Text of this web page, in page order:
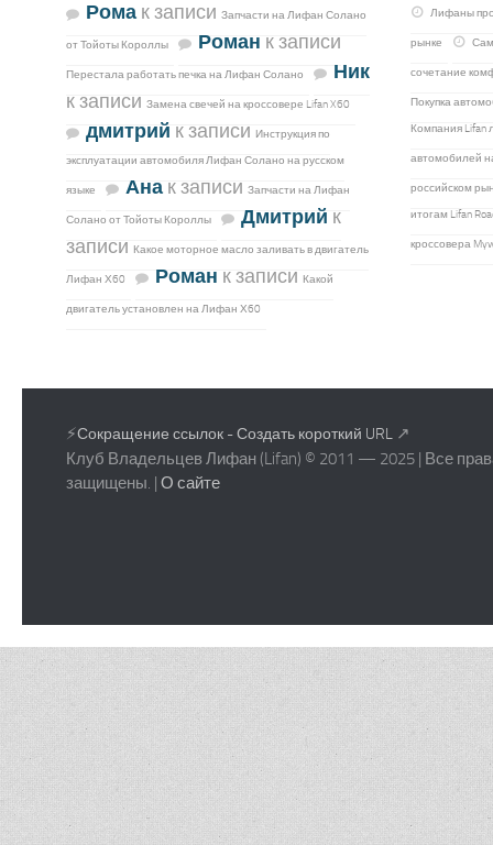
Рома к записи Запчасти на Лифан Солано
от Тойоты Короллы Роман к записи
Перестала работать печка на Лифан Солано
Ник
к записи Замена свечей на кроссовере Lifan X60
дмитрий к записи Инструкция по
эксплуатации автомобиля Лифан Солано на русском
языке Ана к записи Запчасти на Лифан
Солано от Тойоты Короллы Дмитрий к
записи Какое моторное масло заливать в двигатель
Лифан Х60 Роман к записи Какой
двигатель установлен на Лифан Х60
Лифаны
рынке
сочетание
Покупка
Компания Lifan
автомобилей
российском
итогам Lifan
кроссовера
⚡Сокращение ссылок - Создать короткий URL ↗
Клуб Владельцев Лифан (Lifan) © 2011 — 2025 | Все
защищены. | О сайте